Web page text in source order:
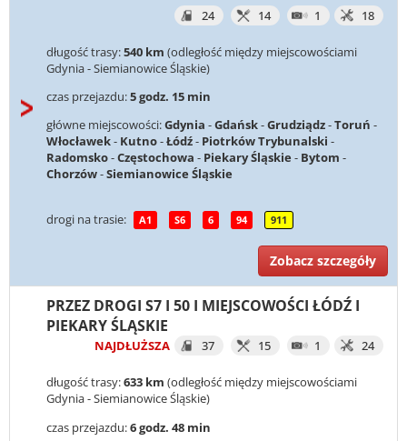
24
14 1 18
długość trasy:540 km (odległość między miejscowościami
Gdynia - Siemianowice Śląskie)
czas przejazdu:5 godz. 15 min
główne miejscowości:Gdynia -Gdańsk-Grudziądz-Toruń -
Włocławek- Kutno-Łódź- Piotrków Trybunalski -
Radomsko-Częstochowa - Piekary Śląskie - Bytom -
Chorzów-Siemianowice Śląskie
drogi na trasie: A1 S6 6 94 911
Zobacz szczegóły
PRZEZ DROGI S7 I 50 I MIEJSCOWOŚCI ŁÓDŹ I
PIEKARY ŚLĄSKIE
NAJDŁUŻSZA 37 15 1 24
długość trasy:633 km (odległość między miejscowościami
Gdynia - Siemianowice Śląskie)
czas przejazdu:6 godz. 48 min